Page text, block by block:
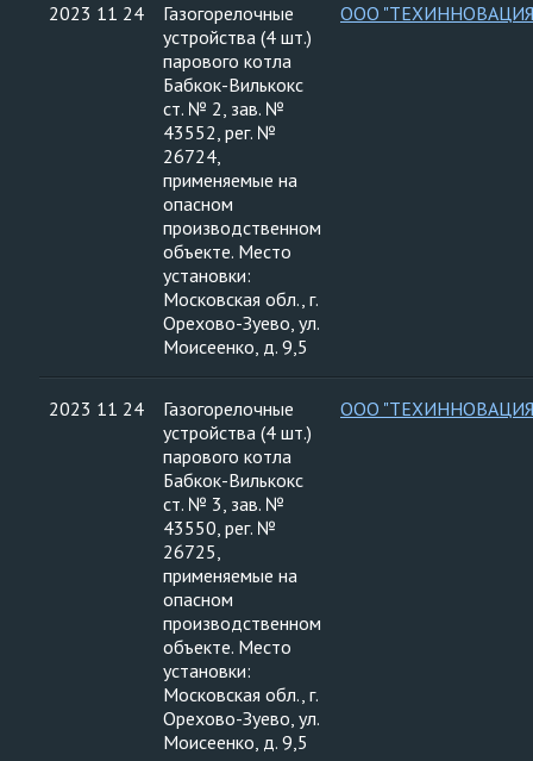
2023 11 24
Газогорелочные
устройства (4 шт.)
парового котла
Бабкок-Вилькокс
ст. № 2, зав. №
43552, рег. №
26724,
применяемые на
опасном
производственном
объекте. Место
установки:
Московская обл., г.
Орехово-Зуево, ул.
Моисеенко, д. 9,5
ООО
2023 11 24
Газогорелочные
устройства (4 шт.)
парового котла
Бабкок-Вилькокс
ст. № 3, зав. №
43550, рег. №
26725,
применяемые на
опасном
производственном
объекте. Место
установки:
Московская обл., г.
Орехово-Зуево, ул.
Моисеенко, д. 9,5
ООО